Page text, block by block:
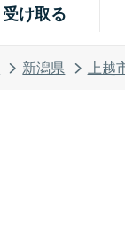
受け取る
新潟県 上越